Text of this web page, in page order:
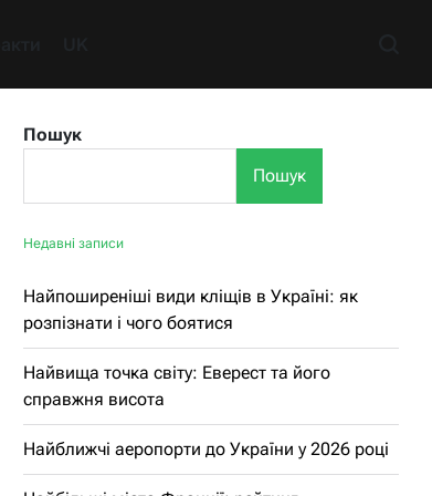
Пошук
Пошук
Недавні записи
Найпоширеніші види кліщів в Україні: як
розпізнати і чого боятися
Найвища точка світу: Еверест та його
справжня висота
Найближчі аеропорти до України у 2026 році